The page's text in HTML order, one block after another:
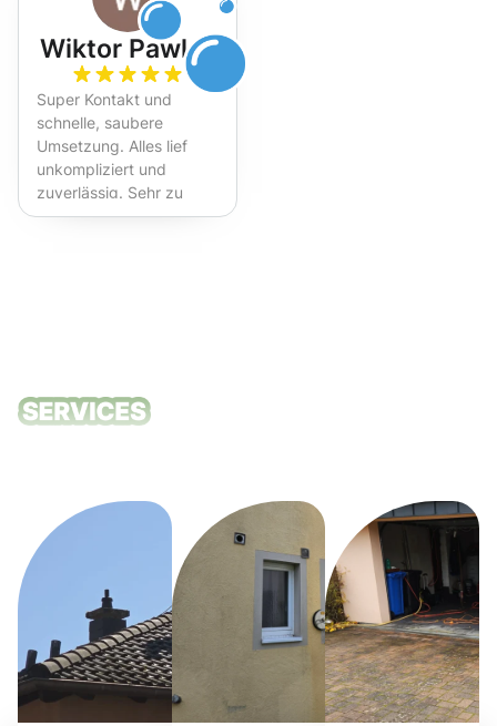
Wiktor Pawlak
Super Kontakt und
schnelle, saubere
Umsetzung. Alles lief
unkompliziert und
zuverlässig. Sehr zu
empfehlen!